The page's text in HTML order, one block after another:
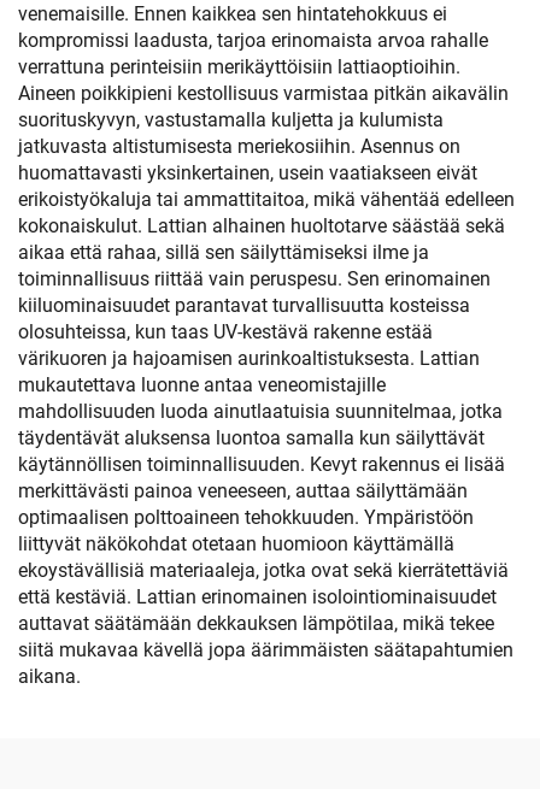
venemaisille. Ennen kaikkea sen hintatehokkuus ei
kompromissi laadusta, tarjoa erinomaista arvoa rahalle
verrattuna perinteisiin merikäyttöisiin lattiaoptioihin.
Aineen poikkipieni kestollisuus varmistaa pitkän aikavälin
suorituskyvyn, vastustamalla kuljetta ja kulumista
jatkuvasta altistumisesta meriekosiihin. Asennus on
huomattavasti yksinkertainen, usein vaatiakseen eivät
erikoistyökaluja tai ammattitaitoa, mikä vähentää edelleen
kokonaiskulut. Lattian alhainen huoltotarve säästää sekä
aikaa että rahaa, sillä sen säilyttämiseksi ilme ja
toiminnallisuus riittää vain peruspesu. Sen erinomainen
kiiluominaisuudet parantavat turvallisuutta kosteissa
olosuhteissa, kun taas UV-kestävä rakenne estää
värikuoren ja hajoamisen aurinkoaltistuksesta. Lattian
mukautettava luonne antaa veneomistajille
mahdollisuuden luoda ainutlaatuisia suunnitelmaa, jotka
täydentävät aluksensa luontoa samalla kun säilyttävät
käytännöllisen toiminnallisuuden. Kevyt rakennus ei lisää
merkittävästi painoa veneeseen, auttaa säilyttämään
optimaalisen polttoaineen tehokkuuden. Ympäristöön
liittyvät näkökohdat otetaan huomioon käyttämällä
ekoystävällisiä materiaaleja, jotka ovat sekä kierrätettäviä
että kestäviä. Lattian erinomainen isolointiominaisuudet
auttavat säätämään dekkauksen lämpötilaa, mikä tekee
siitä mukavaa kävellä jopa äärimmäisten säätapahtumien
aikana.